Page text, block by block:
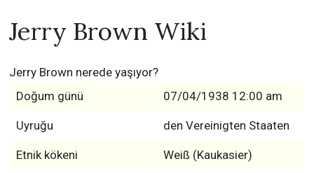
Jerry Brown Wiki
Jerry Brown nerede yaşıyor?
Doğum günü
07/04/1938 12:00 am
Uyruğu den Vereinigten Staaten
Etnik kökeni Weiß (Kaukasier)